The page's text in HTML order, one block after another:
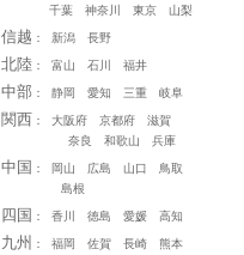
千葉 神奈川 東京 山梨
信越 ： 新潟 長野
北陸： 富山 石川 福井
中部： 静岡 愛知 三重 岐阜
関西 ： 大阪府 京都府 滋賀
奈良 和歌山 兵庫
中国 ： 岡山 広島 山口 鳥取
島根
四国 ： 香川 徳島 愛媛 高知
九州 ： 福岡 佐賀 長崎 熊本